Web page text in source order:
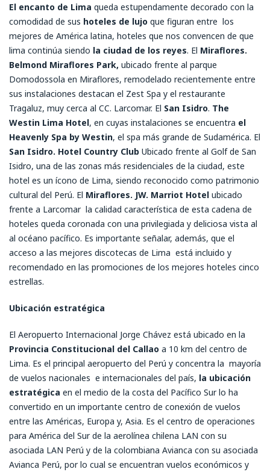
El encanto de Lima queda estupendamente decorado con la
comodidad de sus hoteles de lujo que figuran entre los
mejores de América latina, hoteles que nos convencen de que
lima continúa siendo la ciudad de los reyes. El Miraflores.
Belmond Miraflores Park, ubicado frente al parque
Domodossola en Miraflores, remodelado recientemente entre
sus instalaciones destacan el Zest Spa y el restaurante
Tragaluz, muy cerca al CC. Larcomar. El San Isidro. The
Westin Lima Hotel, en cuyas instalaciones se encuentra el
Heavenly Spa by Westin, el spa más grande de Sudamérica. El
San Isidro. Hotel Country Club Ubicado frente al Golf de San
Isidro, una de las zonas más residenciales de la ciudad, este
hotel es un ícono de Lima, siendo reconocido como patrimonio
cultural del Perú. El Miraflores. JW. Marriot Hotel ubicado
frente a Larcomar la calidad característica de esta cadena de
hoteles queda coronada con una privilegiada y deliciosa vista al
al océano pacífico. Es importante señalar, además, que el
acceso a las mejores discotecas de Lima está incluido y
recomendado en las promociones de los mejores hoteles cinco
estrellas.
Ubicación estratégica
El Aeropuerto Internacional Jorge Chávez está ubicado en la
Provincia Constitucional del Callao a 10 km del centro de
Lima. Es el principal aeropuerto del Perú y concentra la mayoría
de vuelos nacionales e internacionales del país, la ubicación
estratégica en el medio de la costa del Pacífico Sur lo ha
convertido en un importante centro de conexión de vuelos
entre las Américas, Europa y, Asia. Es el centro de operaciones
para América del Sur de la aerolínea chilena LAN con su
asociada LAN Perú y de la colombiana Avianca con su asociada
Avianca Perú, por lo cual se encuentran vuelos económicos y